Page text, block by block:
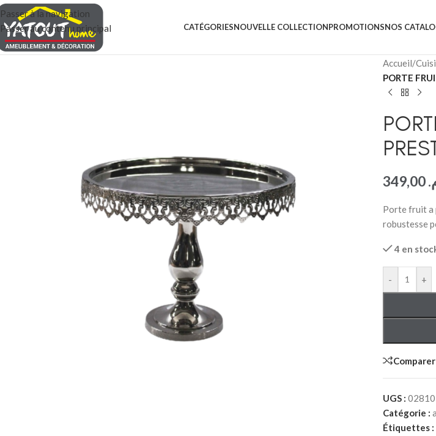
Passer à la navigation
Passer au contenu principal
CATÉGORIES
CHAMBRE À
Packs chambre à
NOUVELLE COLLECTIONPROMOTIONSNOS
Accueil/
PORTE
349,00
Porte fruit a
robustesse
4 en
- +
Comparer
UGS :
Catégorie :
Étiquettes :